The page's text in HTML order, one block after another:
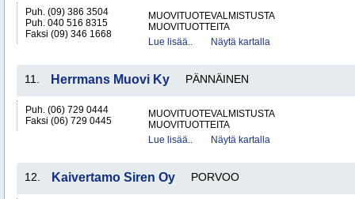
Puh. (09) 386 3504
Puh. 040 516 8315
Faksi (09) 346 1668
MUOVITUOTEVALMISTUSTA
MUOVITUOTTEITA
Lue lisää..
Näytä kartalla
11. Herrmans Muovi Ky PÄNNÄINEN
Puh. (06) 729 0444
Faksi (06) 729 0445
MUOVITUOTEVALMISTUSTA
MUOVITUOTTEITA
Lue lisää..
Näytä kartalla
12. Kaivertamo Siren Oy PORVOO